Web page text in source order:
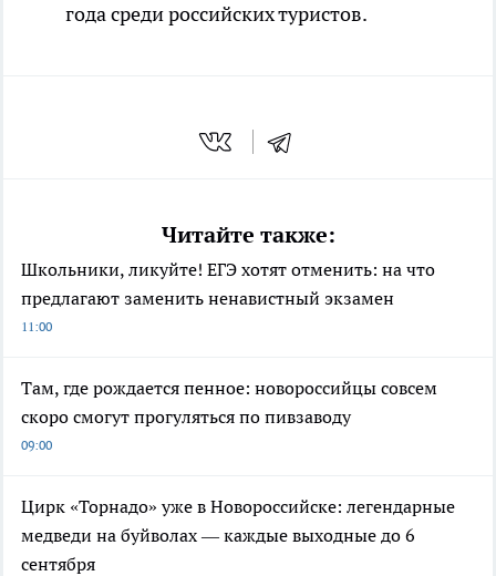
года среди российских туристов.
Читайте также:
Школьники, ликуйте! ЕГЭ хотят отменить: на что
предлагают заменить ненавистный экзамен
11:00
Там, где рождается пенное: новороссийцы совсем
скоро смогут прогуляться по пивзаводу
09:00
Цирк «Торнадо» уже в Новороссийске: легендарные
медведи на буйволах — каждые выходные до 6
сентября